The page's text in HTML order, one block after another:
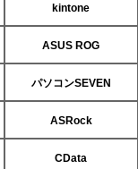
kintone
ASUS ROG
パソコンSEVEN
ASRock
CData